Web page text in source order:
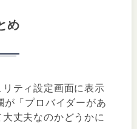
め
ティ設定画面に表示
「プロバイダーがあ
丈夫なのかどうかに